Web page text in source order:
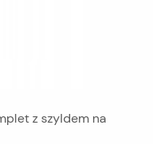
z szyldem na